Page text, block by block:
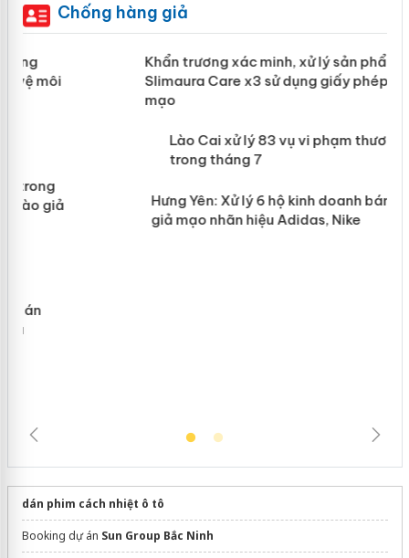
Chống hàng giả
Khẩn trương xác minh, xử lý sản phẩm
Slimaura Care x3 sử dụng giấy phép
giả mạo
mại trong tháng 7
dán phim cách nhiệt ô tô
Booking dự án Sun Group Bắc Ninh